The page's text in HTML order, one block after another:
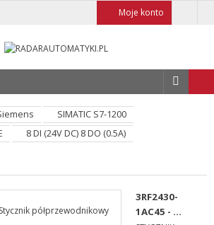
Moje konto
SIMATIC S7-1200
8 DI (24V DC) 8 DO (0.5A)
3RF2430-
1AC45 - ...